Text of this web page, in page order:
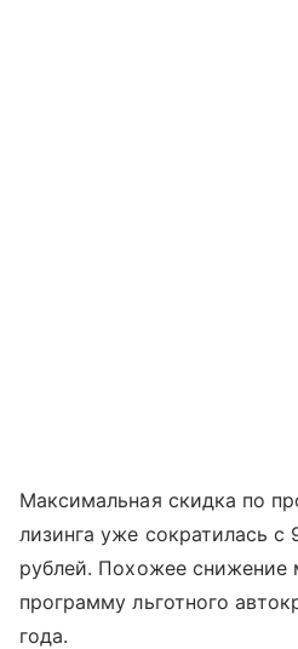
Максимальная скидка по
лизинга уже сократилась
рублей. Похожее снижение
программу льготного
года.